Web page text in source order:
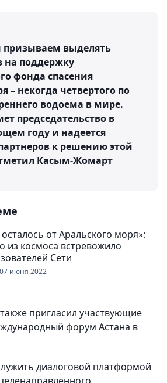
выделять
на поддержку
фонда спасения
– некогда четвертого по
водоема в мире.
председательство в
году и надеется
к решению этой
Касым-Жомарт
от Аральского моря»:
из космоса встревожило
Сети
июня 2022
также пригласил участвующие
форум Астана в
диалоговой платформой